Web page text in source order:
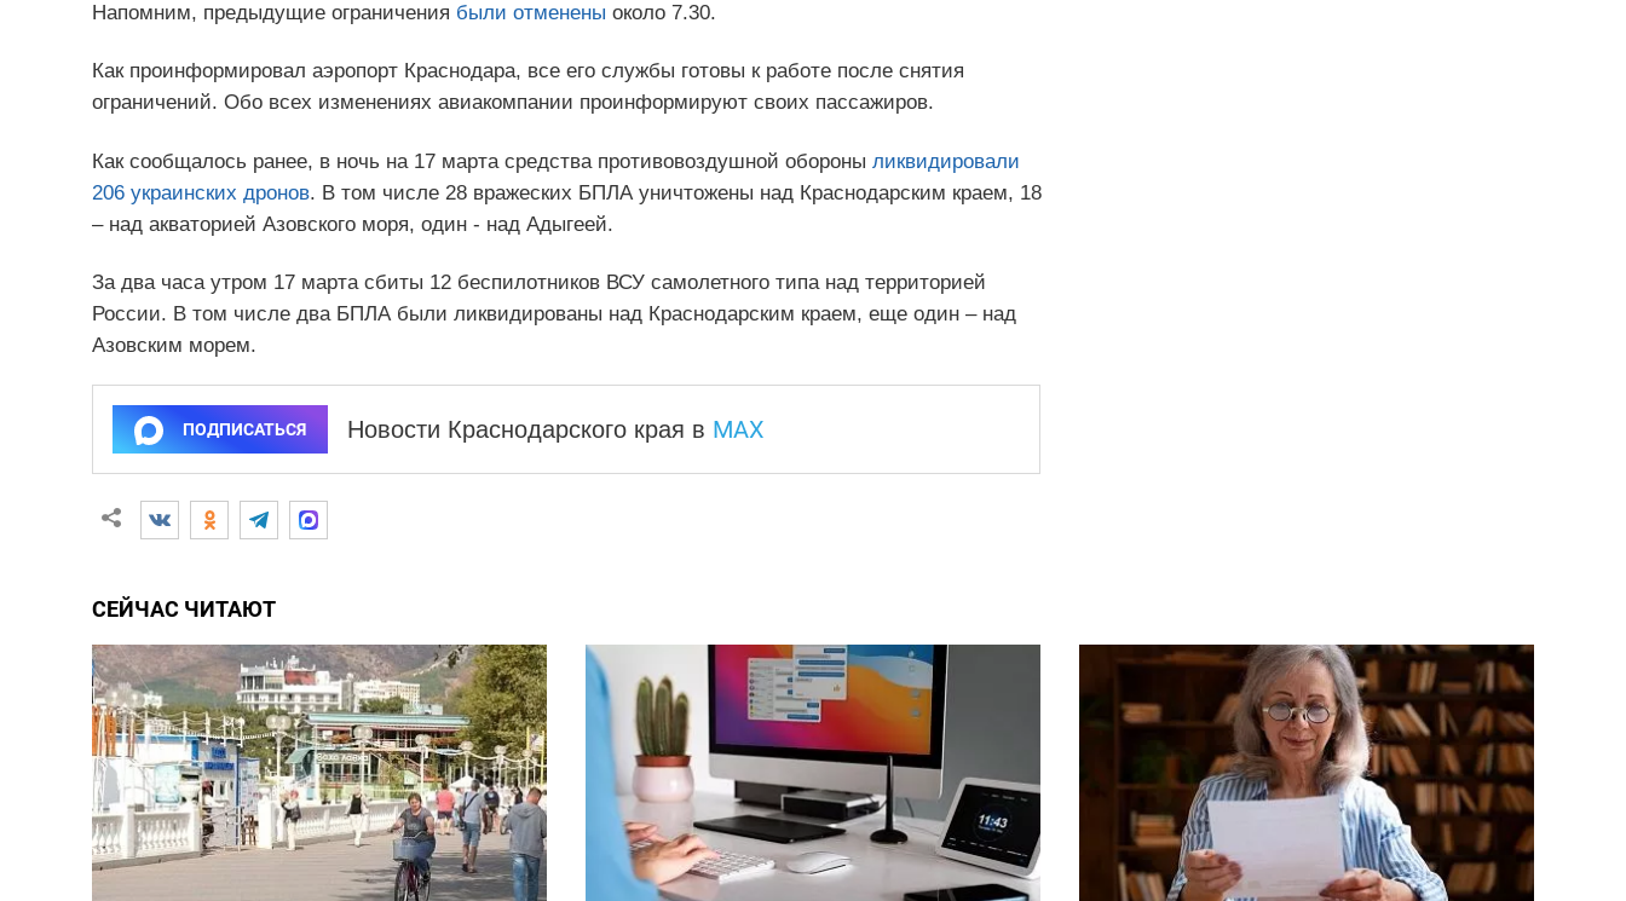
Напомним, предыдущие ограничения были отменены около 7.30.
Как проинформировал аэропорт Краснодара, все его службы готовы к работе после снятия
ограничений. Обо всех изменениях авиакомпании проинформируют своих пассажиров.
Как сообщалось ранее, в ночь на 17 марта средства противовоздушной обороны ликвидировали
206 украинских дронов. В том числе 28 вражеских БПЛА уничтожены над Краснодарским краем, 18
– над акваторией Азовского моря, один - над Адыгеей.
За два часа утром 17 марта сбиты 12 беспилотников ВСУ самолетного типа над территорией
России. В том числе два БПЛА были ликвидированы над Краснодарским краем, еще один – над
Азовским морем.
ПОДПИСАТЬСЯ Новости Краснодарского края в MAX
СЕЙЧАС ЧИТАЮТ